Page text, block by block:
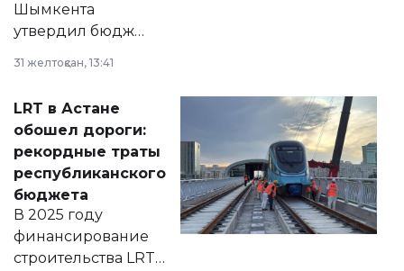
Шымкента
утвердил бюджет
2028 годы.
документ
появился в базе
нормативных
правовых актов и
на сайте маслихат
города.
31 желтоқсан, 13:41
LRT в Астане
обошел дороги:
рекордные траты
республиканского
бюджета
В 2025 году
финансирование
строительства LRT